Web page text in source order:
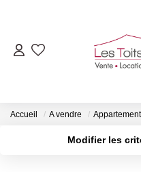
Accueil A vendre Appartement
Modifier les